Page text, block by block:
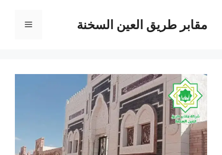
المحتوىمقابر طريق العين السخنة القائمة